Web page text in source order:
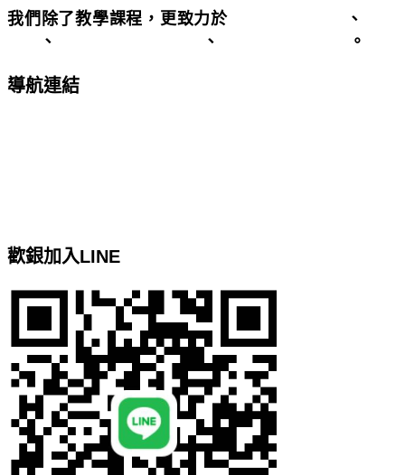
我們除了教學課程，更致力於客製化網頁設計 、
、 、 。
導航連結
歡銀加入LINE